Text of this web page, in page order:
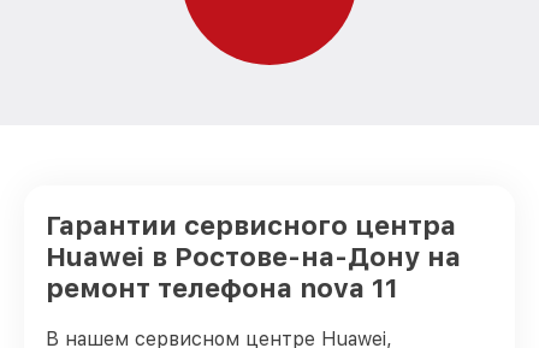
Гарантии сервисного центра
Huawei в Ростове-на-Дону на
ремонт телефона nova 11
В нашем сервисном центре Huawei,